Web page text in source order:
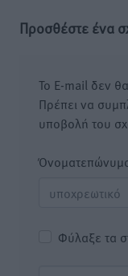
Προσθέστε ένα
Το E-mail δεν
Πρέπει να
υποβολή του
Φύλαξε τα